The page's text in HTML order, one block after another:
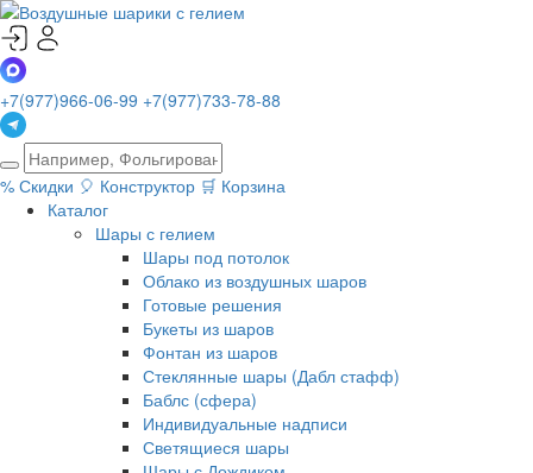
+7(977)966-06-99 +7(977)733-78-88
% Скидки 🎈 Конструктор 🛒 Корзина
Каталог
Шары с гелием
Шары под потолок
Облако из воздушных шаров
Готовые решения
Букеты из шаров
Фонтан из шаров
Стеклянные шары (Дабл стафф)
Баблс (сфера)
Индивидуальные надписи
Светящиеся шары